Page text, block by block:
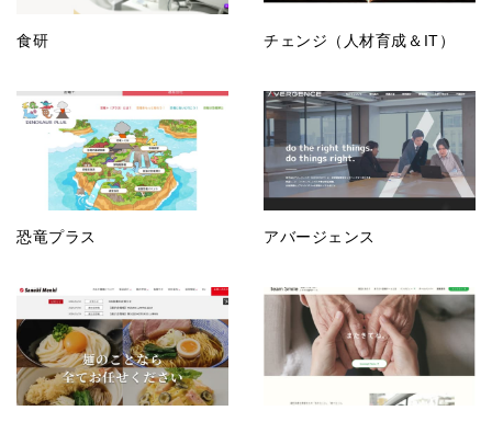
食研 チェンジ（人材育成＆IT）
恐竜プラス アバージェンス